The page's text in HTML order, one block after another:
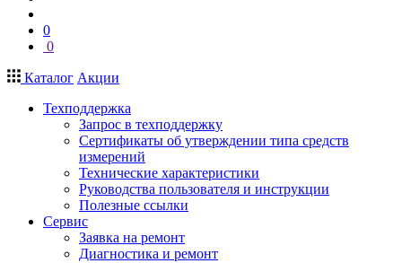
0
0
Каталог Акции
Техподдержка
Запрос в техподдержку
Сертификаты об утверждении типа средств
измерений
Технические характеристики
Руководства пользователя и инструкции
Полезные ссылки
Сервис
Заявка на ремонт
Диагностика и ремонт